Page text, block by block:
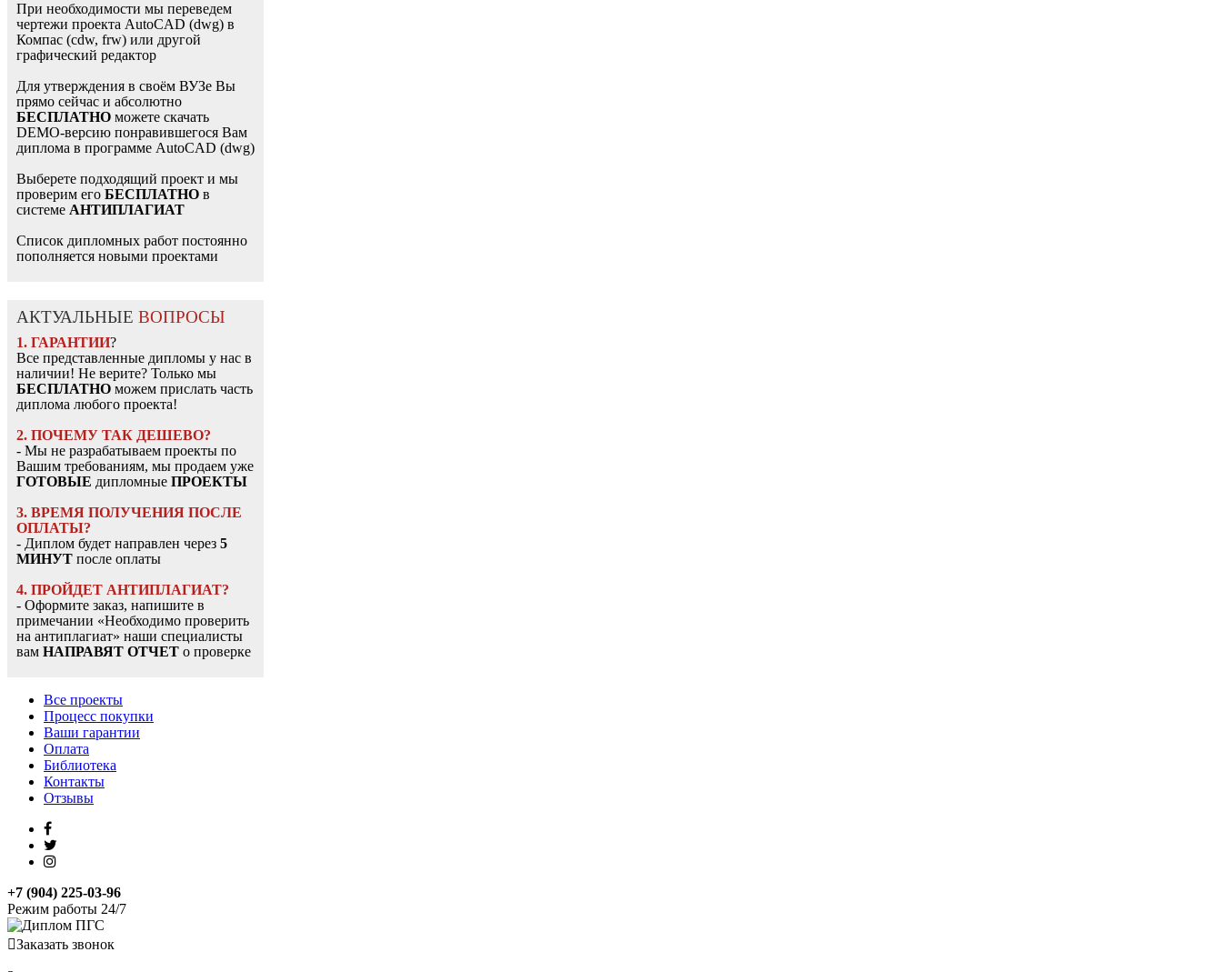
При необходимости мы переведем
чертежи проекта AutoCAD (dwg) в
Компас (cdw, frw) или другой
графический редактор
Для утверждения в своём ВУЗе Вы
прямо сейчас и абсолютно
БЕСПЛАТНО можете скачать
DEMO-версию понравившегося Вам
диплома в программе AutoCAD (dwg)
Выберете подходящий проект и мы
проверим его БЕСПЛАТНО в
системе АНТИПЛАГИАТ
Список дипломных работ постоянно
пополняется новыми проектами
АКТУАЛЬНЫЕ ВОПРОСЫ
1. ГАРАНТИИ?
Все представленные дипломы у нас в
наличии! Не верите? Только мы
БЕСПЛАТНО можем прислать часть
диплома любого проекта!
2. ПОЧЕМУ ТАК ДЕШЕВО?
- Мы не разрабатываем проекты по
Вашим требованиям, мы продаем уже
ГОТОВЫЕ дипломные ПРОЕКТЫ
3. ВРЕМЯ ПОЛУЧЕНИЯ ПОСЛЕ
ОПЛАТЫ?
- Диплом будет направлен через 5
МИНУТ после оплаты
4. ПРОЙДЕТ АНТИПЛАГИАТ?
- Оформите заказ, напишите в
примечании «Необходимо проверить
на антиплагиат» наши специалисты
вам НАПРАВЯТ ОТЧЕТ о проверке
Все проекты
Процесс покупки
Ваши гарантии
Оплата
Библиотека
Контакты
Отзывы
+7 (904) 225-03-96
Режим работы 24/7
Заказать звонок